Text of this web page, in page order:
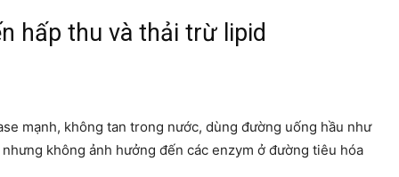
hấp thu và thải trừ lipid
mạnh, không tan trong nước, dùng đường uống hầu như
không ảnh hưởng đến các enzym ở đường tiêu hóa